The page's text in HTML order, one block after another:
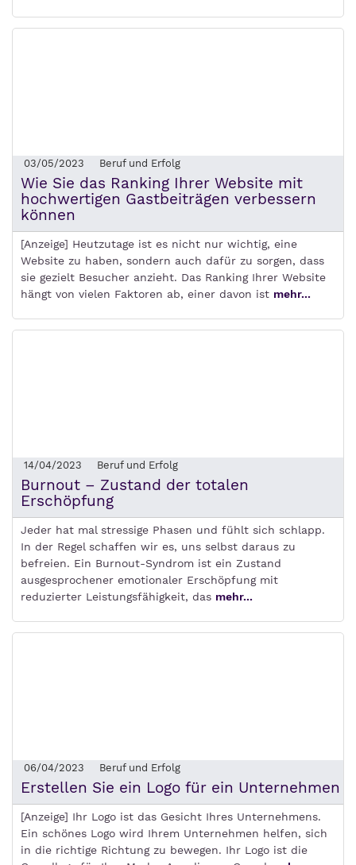
03/05/2023 Beruf und Erfolg
Wie Sie das Ranking Ihrer Website mit
hochwertigen Gastbeiträgen verbessern
können
[Anzeige] Heutzutage ist es nicht nur wichtig, eine
Website zu haben, sondern auch dafür zu sorgen, dass
sie gezielt Besucher anzieht. Das Ranking Ihrer Website
hängt von vielen Faktoren ab, einer davon ist mehr...
14/04/2023 Beruf und Erfolg
Burnout – Zustand der totalen
Erschöpfung
Jeder hat mal stressige Phasen und fühlt sich schlapp.
In der Regel schaffen wir es, uns selbst daraus zu
befreien. Ein Burnout-Syndrom ist ein Zustand
ausgesprochener emotionaler Erschöpfung mit
reduzierter Leistungsfähigkeit, das mehr...
06/04/2023 Beruf und Erfolg
Erstellen Sie ein Logo für ein Unternehmen
[Anzeige] Ihr Logo ist das Gesicht Ihres Unternehmens.
Ein schönes Logo wird Ihrem Unternehmen helfen, sich
in die richtige Richtung zu bewegen. Ihr Logo ist die